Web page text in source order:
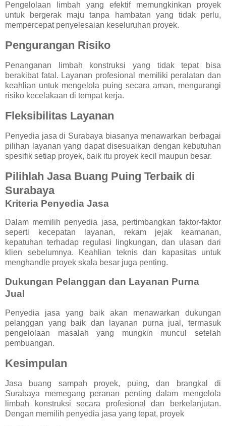
Pengelolaan limbah yang efektif memungkinkan proyek
untuk bergerak maju tanpa hambatan yang tidak perlu,
mempercepat penyelesaian keseluruhan proyek.
Pengurangan Risiko
Penanganan limbah konstruksi yang tidak tepat bisa
berakibat fatal. Layanan profesional memiliki peralatan dan
keahlian untuk mengelola puing secara aman, mengurangi
risiko kecelakaan di tempat kerja.
Fleksibilitas Layanan
Penyedia jasa di Surabaya biasanya menawarkan berbagai
pilihan layanan yang dapat disesuaikan dengan kebutuhan
spesifik setiap proyek, baik itu proyek kecil maupun besar.
Pilihlah Jasa Buang Puing Terbaik di
Surabaya
Kriteria Penyedia Jasa
Dalam memilih penyedia jasa, pertimbangkan faktor-faktor
seperti kecepatan layanan, rekam jejak keamanan,
kepatuhan terhadap regulasi lingkungan, dan ulasan dari
klien sebelumnya. Keahlian teknis dan kapasitas untuk
menghandle proyek skala besar juga penting.
Dukungan Pelanggan dan Layanan Purna
Jual
Penyedia jasa yang baik akan menawarkan dukungan
pelanggan yang baik dan layanan purna jual, termasuk
pengelolaan masalah yang mungkin muncul setelah
pembuangan.
Kesimpulan
Jasa buang sampah proyek, puing, dan brangkal di
Surabaya memegang peranan penting dalam mengelola
limbah konstruksi secara profesional dan berkelanjutan.
Dengan memilih penyedia jasa yang tepat, proyek